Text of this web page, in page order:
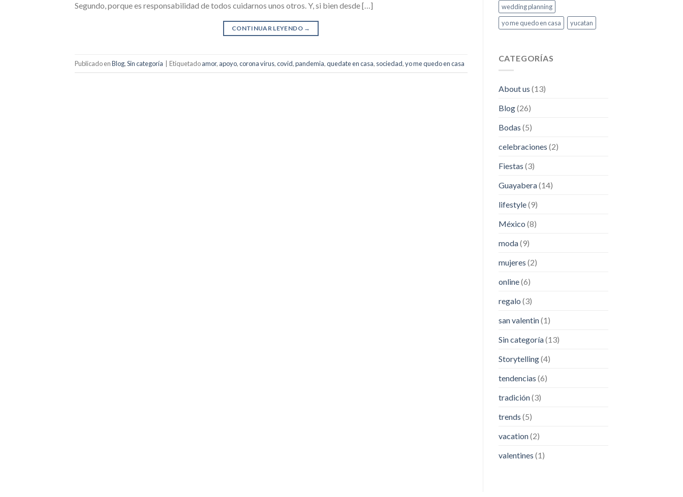
Segundo, porque es responsabilidad de todos cuidarnos unos otros. Y, si bien desde […]
CONTINUAR LEYENDO →
Publicado enBlog,Sin categoría Etiquetadoamor, apoyo,corona virus,covid,pandemia,quedate en casa, sociedad,yo me quedo en casa
wedding planning
yo me quedo en casa
yucatan
CATEGORÍAS
About us (13)
Blog(26)
Bodas (5)
celebraciones (2)
Fiestas (3)
Guayabera(14)
lifestyle(9)
México (8)
moda(9)
mujeres (2)
online(6)
regalo (3)
san valentin(1)
Sin categoría(13)
Storytelling(4)
tendencias (6)
tradición(3)
trends (5)
vacation(2)
valentines (1)